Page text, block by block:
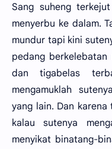
Sang suheng
menyerbu ke dalam.
mundur tapi kini
pedang
dan tigabelas
mengamuklah
yang lain. Dan
kalau sutenya
menyikat binatang-